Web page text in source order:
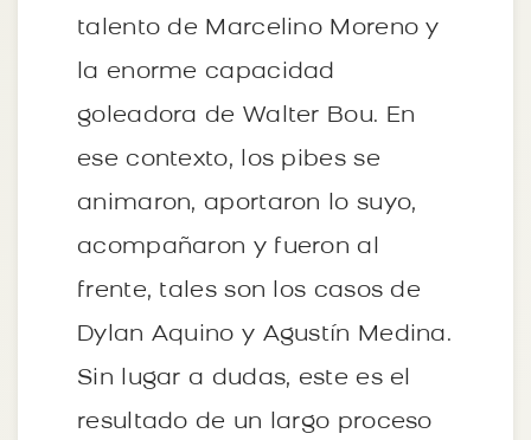
talento de Marcelino Moreno y
la enorme capacidad
goleadora de Walter Bou. En
ese contexto, los pibes se
animaron, aportaron lo suyo,
acompañaron y fueron al
frente, tales son los casos de
Dylan Aquino y Agustín Medina.
Sin lugar a dudas, este es el
resultado de un largo proceso